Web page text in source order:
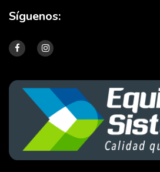
Síguenos: